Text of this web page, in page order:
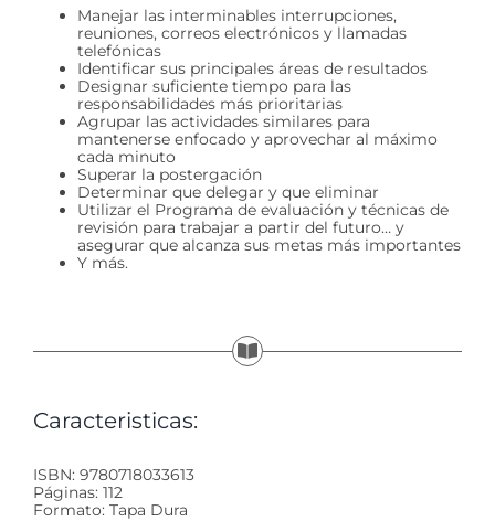
Manejar las interminables interrupciones,
reuniones, correos electrónicos y llamadas
telefónicas
Identificar sus principales áreas de resultados
Designar suficiente tiempo para las
responsabilidades más prioritarias
Agrupar las actividades similares para
mantenerse enfocado y aprovechar al máximo
cada minuto
Superar la postergación
Determinar que delegar y que eliminar
Utilizar el Programa de evaluación y técnicas de
revisión para trabajar a partir del futuro… y
asegurar que alcanza sus metas más importantes
Y más.
Caracteristicas:
ISBN: 9780718033613
Páginas: 112
Formato: Tapa Dura